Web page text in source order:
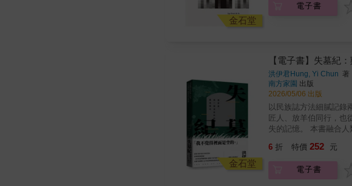
年，柯旗化被中學同
繼續傳承捍衛民主的
金石堂
電子書
金石堂
【電子書】失墓紀
洪伊君Hung, Yi Chun 著
南方家園 出版
2026/05/06 出版
以民族誌方法細膩記錄
匠人、放羊伯同行，也
失的記憶。 本書融合
的。這句話不只指向墓
的人、割草的師傅、
6 折 特價 252 元
電子書